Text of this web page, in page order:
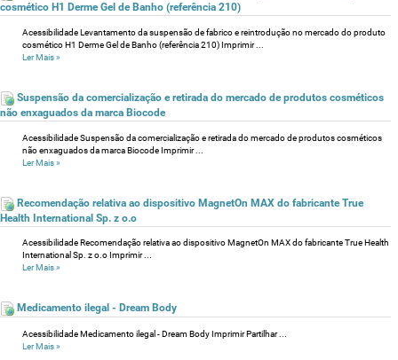
cosmético H1 Derme Gel de Banho (referência 210)
Acessibilidade Levantamento da suspensão de fabrico e reintrodução no mercado do produto
cosmético H1 Derme Gel de Banho (referência 210) Imprimir ...
Ler Mais»
Suspensão da comercialização e retirada do mercado de produtos cosméticos
não enxaguados da marca Biocode
Acessibilidade Suspensão da comercialização e retirada do mercado de produtos cosméticos
não enxaguados da marca Biocode Imprimir ...
Ler Mais»
Recomendação relativa ao dispositivo MagnetOn MAX do fabricante True
Health International Sp. z o.o
Acessibilidade Recomendação relativa ao dispositivo MagnetOn MAX do fabricante True Health
International Sp. z o.o Imprimir ...
Ler Mais»
Medicamento ilegal - Dream Body
Acessibilidade Medicamento ilegal - Dream Body Imprimir Partilhar ...
Ler Mais»